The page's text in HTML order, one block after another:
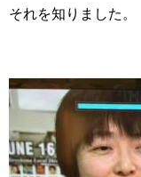
それを知りました。